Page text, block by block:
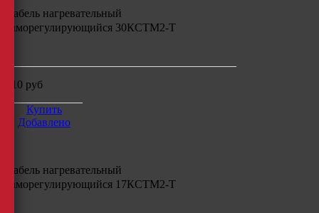
Кабель нагревательный
саморегулирующийся 30КСТМ2-Т
210 руб
Купить
Добавлено
Кабель нагревательный
саморегулирующийся 17КСТМ2-Т